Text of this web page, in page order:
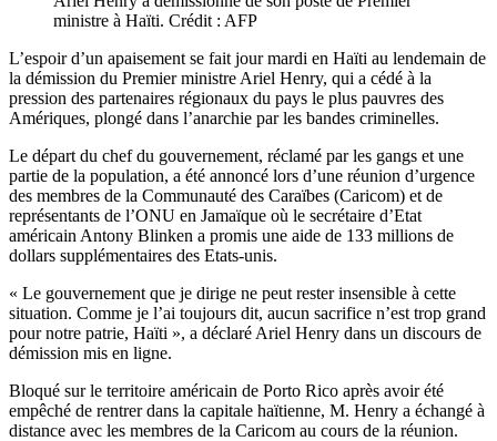
ministre à Haïti. Crédit : AFP
L’espoir d’un apaisement se fait jour mardi en Haïti au lendemain de
la démission du Premier ministre Ariel Henry, qui a cédé à la
pression des partenaires régionaux du pays le plus pauvres des
Amériques, plongé dans l’anarchie par les bandes criminelles.
Le départ du chef du gouvernement, réclamé par les gangs et une
partie de la population, a été annoncé lors d’une réunion d’urgence
des membres de la Communauté des Caraïbes (Caricom) et de
représentants de l’ONU en Jamaïque où le secrétaire d’Etat
américain Antony Blinken a promis une aide de 133 millions de
dollars supplémentaires des Etats-unis.
« Le gouvernement que je dirige ne peut rester insensible à cette
situation. Comme je l’ai toujours dit, aucun sacrifice n’est trop grand
pour notre patrie, Haïti », a déclaré Ariel Henry dans un discours de
démission mis en ligne.
Bloqué sur le territoire américain de Porto Rico après avoir été
empêché de rentrer dans la capitale haïtienne, M. Henry a échangé à
distance avec les membres de la Caricom au cours de la réunion.